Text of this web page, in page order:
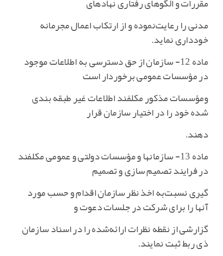
مدنی را رعایت‌نموده و از ارتکاب اعمال مجرمانه
خودداری نماید.
ماده 12- سازمان از حق دسترسی به اطلاعات موجود
در مؤسسات عمومی برخوردار است
ومؤسسات مذکور مکلفند اطلاعات غیر طبقه بندی
شده خود را در اختیار سازمان قرار
دهند.
ماده 13- سازمانها و مؤسسات دولتی و عمومی مکلفند
در فرایند تصمیم سازی و تصمیم
گیری نسبت‌به اخذ نظر سازمان اقدام و حسب مورد
آنها را برای شرکت در جلسات دعوت و
گزارشی از نقطه نظرات ارائه‌شده را در اسناد سازمان
ذی ربط ثبت نمایند.